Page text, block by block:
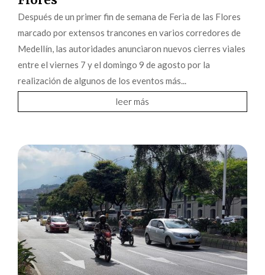
Después de un primer fin de semana de Feria de las Flores
marcado por extensos trancones en varios corredores de
Medellín, las autoridades anunciaron nuevos cierres viales
entre el viernes 7 y el domingo 9 de agosto por la
realización de algunos de los eventos más...
leer más